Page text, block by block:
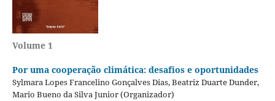
Volume 1
Por uma cooperação climática: desafios e oportunidades
Sylmara Lopes Francelino Gonçalves Dias, Beatriz Duarte Dunder,
Mario Bueno da Silva Junior (Organizador)